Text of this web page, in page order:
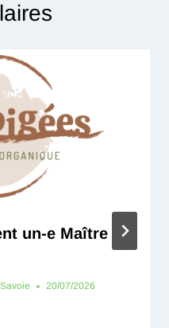
un-e Maître
20/07/2026